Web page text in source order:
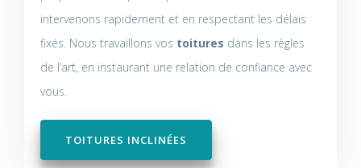
intervenons rapidement et en respectant les délais
fixés. Nous travaillons vos toitures dans les règles
de l’art, en instaurant une relation de confiance avec
vous.
TOITURES INCLINÉES